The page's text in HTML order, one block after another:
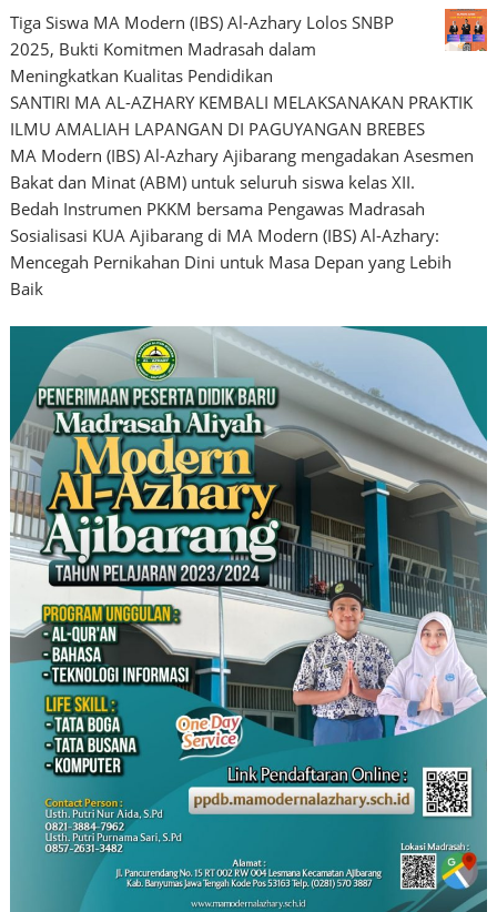
Tiga Siswa MA Modern (IBS) Al-Azhary Lolos SNBP
2025, Bukti Komitmen Madrasah dalam
Meningkatkan Kualitas Pendidikan
SANTIRI MA AL-AZHARY KEMBALI MELAKSANAKAN PRAKTIK
ILMU AMALIAH LAPANGAN DI PAGUYANGAN BREBES
MA Modern (IBS) Al-Azhary Ajibarang mengadakan Asesmen
Bakat dan Minat (ABM) untuk seluruh siswa kelas XII.
Bedah Instrumen PKKM bersama Pengawas Madrasah
Sosialisasi KUA Ajibarang di MA Modern (IBS) Al-Azhary:
Mencegah Pernikahan Dini untuk Masa Depan yang Lebih
Baik